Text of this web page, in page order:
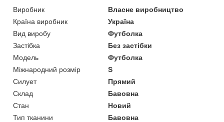
Виробник
Власне виробництво
Країна виробник
Україна
Вид виробу
Футболка
Застібка
Без застібки
Модель
Футболка
Міжнародний розмір
S
Силует
Прямий
Склад
Бавовна
Стан
Новий
Тип тканини
Бавовна